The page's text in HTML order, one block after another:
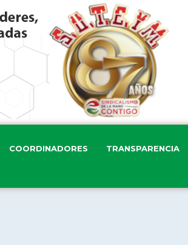
COORDINADORES TRANSPARENCIA